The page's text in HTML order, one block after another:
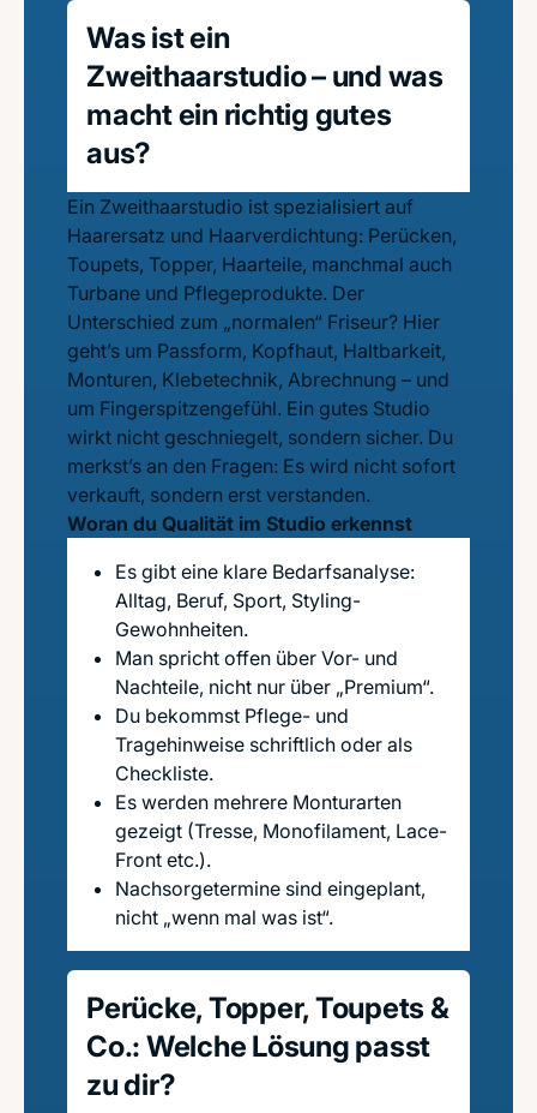
Was ist ein
Zweithaarstudio – und was
macht ein richtig gutes
aus?
Ein Zweithaarstudio ist spezialisiert auf
Haarersatz und Haarverdichtung: Perücken,
Toupets, Topper, Haarteile, manchmal auch
Turbane und Pflegeprodukte. Der
Unterschied zum „normalen“ Friseur? Hier
geht’s um Passform, Kopfhaut, Haltbarkeit,
Monturen, Klebetechnik, Abrechnung – und
um Fingerspitzengefühl. Ein gutes Studio
wirkt nicht geschniegelt, sondern sicher. Du
merkst’s an den Fragen: Es wird nicht sofort
verkauft, sondern erst verstanden.
Woran du Qualität im Studio erkennst
Es gibt eine klare Bedarfsanalyse:
Alltag, Beruf, Sport, Styling-
Gewohnheiten.
Man spricht offen über Vor- und
Nachteile, nicht nur über „Premium“.
Du bekommst Pflege- und
Tragehinweise schriftlich oder als
Checkliste.
Es werden mehrere Monturarten
gezeigt (Tresse, Monofilament, Lace-
Front etc.).
Nachsorgetermine sind eingeplant,
nicht „wenn mal was ist“.
Perücke, Topper, Toupets &
Co.: Welche Lösung passt
zu dir?